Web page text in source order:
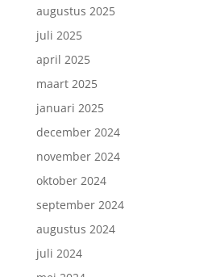
augustus 2025
juli 2025
april 2025
maart 2025
januari 2025
december 2024
november 2024
oktober 2024
september 2024
augustus 2024
juli 2024